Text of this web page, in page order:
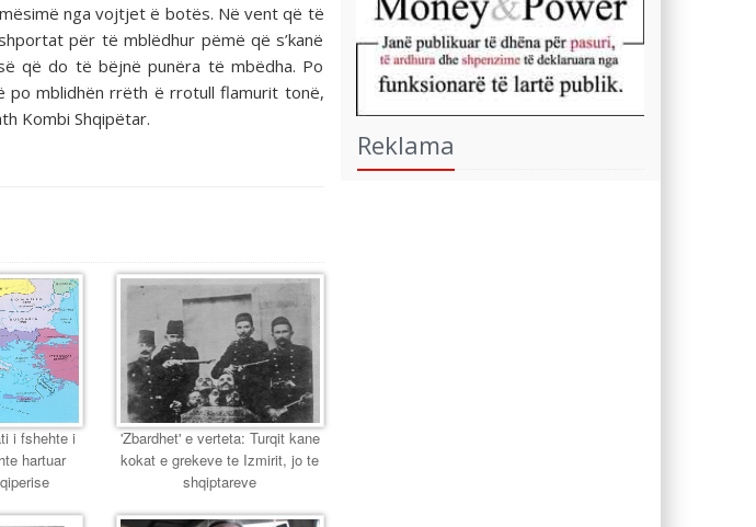
nga vojtjet ë botës. Në vent që të
për të mblëdhur pëmë që s’kanë
që do të bëjnë punëra të mbëdha. Po
po mblidhën rrëth ë rrotull flamurit tonë,
Kombi Shqipëtar.
i fshehte i
hartuar
'Zbardhet' e verteta: Turqit kane
kokat e grekeve te Izmirit, jo te
shqiptareve
Reklama